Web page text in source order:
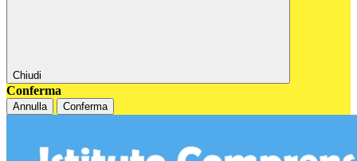
Chiudi
Conferma
Annulla Conferma